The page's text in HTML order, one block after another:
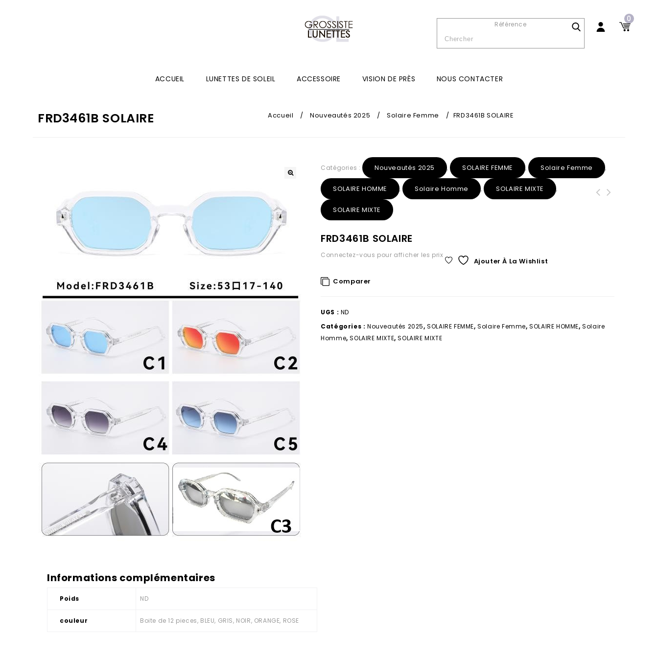
0
Référence
ACCUEIL LUNETTES DE SOLEIL ACCESSOIRE VISION DE PRÈS NOUS CONTACTER
FRD3461B SOLAIRE Accueil / Nouveautés 2025 / Solaire Femme / FRD3461B SOLAIRE
Catégories : Nouveautés 2025 , SOLAIRE FEMME , Solaire Femme ,
SOLAIRE HOMME , Solaire Homme , SOLAIRE MIXTE ,
SOLAIRE MIXTE
FRD3461B SOLAIRE
Connectez-vous pour afficher les prix
Ajouter À La Wishlist
Comparer
UGS : ND
Catégories : Nouveautés 2025,SOLAIRE FEMME,Solaire Femme,SOLAIRE HOMME,Solaire
Homme,SOLAIRE MIXTE,SOLAIRE MIXTE
Informations complémentaires
Poids ND
couleur Boite de 12 pieces, BLEU, GRIS, NOIR, ORANGE, ROSE